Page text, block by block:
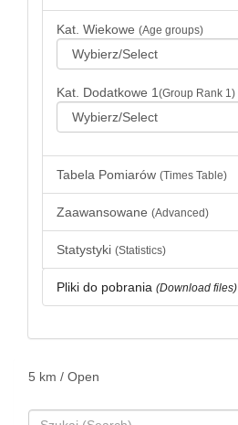
Kat. Wiekowe (Age groups)
Kat. Dodatkowe 1 (Group Rank 1)
Tabela Pomiarów (Times Table)
Zaawansowane (Advanced)
Statystyki (Statistics)
Pliki do pobrania (Download files)
5 km / Open